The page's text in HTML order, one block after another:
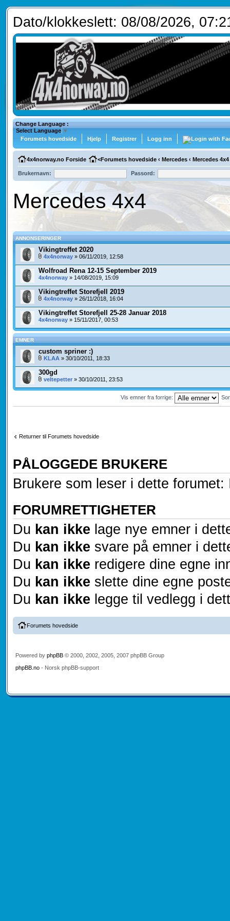
Dato/klokkeslett: 08/08/2026,
Change Language :
Select Language ▼
Forumets hovedside
Hjelp Registrer Logg inn
4x4norway.no Forside <Forumets hovedside ‹ Mercedes ‹ Mercedes 4x4
Brukernavn: Passord:
Mercedes 4x4
ANNONSERINGER
Vikingtreffet 2020
4x4norway» 06/11/2019, 12:58
Wolfroad Rena 12-15 September 2019
4x4norway» 14/08/2019, 15:09
Vikingtreffet Storefjell 2019
4x4norway» 26/11/2018, 16:04
Vikingtreffet Storefjell 25-28 Januar 2018
4x4norway» 15/11/2017, 00:53
EMNER
custom spriner :)
KLAA » 30/10/2011, 18:33
300gd
veltepetter» 30/10/2011, 23:53
Vis emner fra forrige:
Returner til Forumets hovedside
PÅLOGGEDE BRUKERE
Brukere som leser i dette
FORUMRETTIGHETER
Du kan ikke lage nye emner i
Du kan ikke svare på emner i
Du kan ikke redigere dine egne
Du kan ikke slette dine egne
Du kan ikke legge til vedlegg i
Forumets hovedside
Powered by phpBB© 2000, 2002, 2005, 2007 phpBB Group
phpBB.no- Norsk phpBB-support